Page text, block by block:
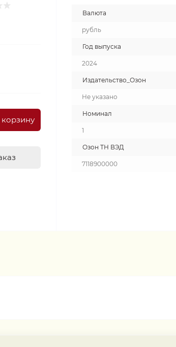
Валюта
рубль
Год выпуска
2024
Издательство_Озон
Не указано
Номинал
1
Озон ТН ВЭД
7118900000